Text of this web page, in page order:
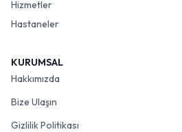
Hizmetler
Hastaneler
KURUMSAL
Hakkımızda
Bize Ulaşın
Gizlilik Politikası